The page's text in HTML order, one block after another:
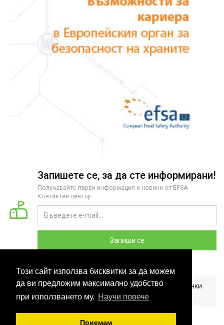
Този сайт използва бисквитки за да можем
да ви предложим максимално удобство
при използването му. Научи повече
Приемам
Запишете се, за да сте информирани!
Получавайте първи информация и новини от EFSA
Контактен център
Запиши се
2026 COPYRIGHT © EFSA КОНТАКТЕН ЦЕНТЪР БЪЛГАРИЯ. ВСИЧКИ
ПРАВА ЗАПАЗЕНИ. РАЗРАБОТЕНО ОТ